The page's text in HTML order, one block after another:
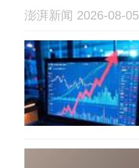
澎湃新闻 2026-08-05